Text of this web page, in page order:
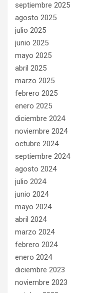
septiembre 2025
agosto 2025
julio 2025
junio 2025
mayo 2025
abril 2025
marzo 2025
febrero 2025
enero 2025
diciembre 2024
noviembre 2024
octubre 2024
septiembre 2024
agosto 2024
julio 2024
junio 2024
mayo 2024
abril 2024
marzo 2024
febrero 2024
enero 2024
diciembre 2023
noviembre 2023